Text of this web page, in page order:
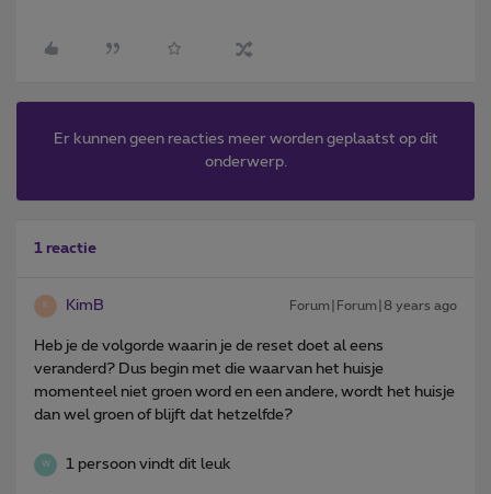
Er kunnen geen reacties meer worden geplaatst op dit
onderwerp.
1 reactie
K KimB Forum|Forum|8 years ago
Heb je de volgorde waarin je de reset doet al eens
veranderd? Dus begin met die waarvan het huisje
momenteel niet groen word en een andere, wordt het huisje
dan wel groen of blijft dat hetzelfde?
W 1 persoon vindt dit leuk